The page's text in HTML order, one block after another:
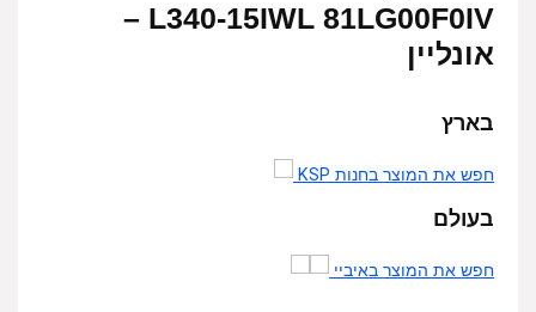
L340-15IWL 81LG00F0IV –
אונליין
בארץ
חפש את המוצר בחנות KSP
בעולם
חפש את המוצר באיביי